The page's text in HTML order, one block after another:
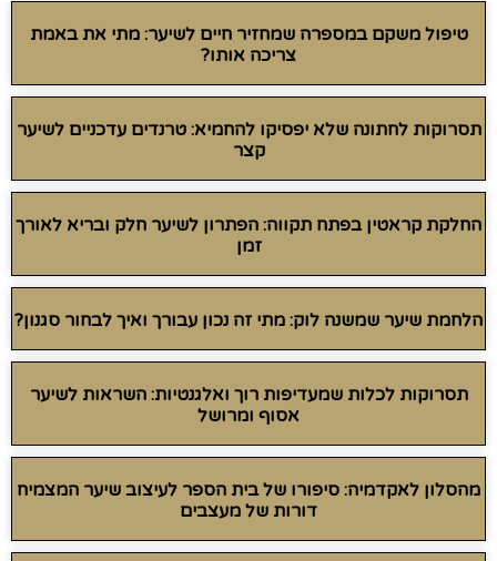
טיפול משקם במספרה שמחזיר חיים לשיער: מתי את באמת
צריכה אותו?
תסרוקות לחתונה שלא יפסיקו להחמיא: טרנדים עדכניים לשיער
קצר
החלקת קראטין בפתח תקווה: הפתרון לשיער חלק ובריא לאורך
זמן
הלחמת שיער שמשנה לוק: מתי זה נכון עבורך ואיך לבחור סגנון?
תסרוקות לכלות שמעדיפות רוך ואלגנטיות: השראות לשיער
אסוף ומרושל
מהסלון לאקדמיה: סיפורו של בית הספר לעיצוב שיער המצמיח
דורות של מעצבים